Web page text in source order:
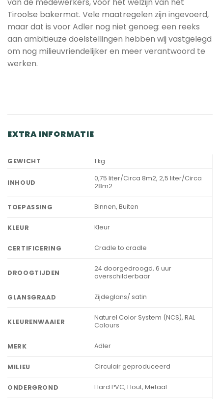
van de medewerkers, voor het welzijn van het
Tiroolse bakermat. Vele maatregelen zijn ingevoerd,
maar dat is voor Adler nog niet genoeg: een reeks
aan ambitieuze doelstellingen hebben wij vastgelegd
om nog milieuvriendelijker en meer verantwoord te
werken.
EXTRA INFORMATIE
GEWICHT 1 kg
INHOUD
0,75 liter/Circa 8m2, 2,5 liter/Circa
28m2
TOEPASSING Binnen, Buiten
KLEUR Kleur
CERTIFICERING Cradle to cradle
DROOGTIJDEN
24 doorgedroogd, 6 uur
overschilderbaar
GLANSGRAAD Zijdeglans/ satin
KLEURENWAAIER
Naturel Color System (NCS), RAL
Colours
MERK Adler
MILIEU Circulair geproduceerd
ONDERGROND Hard PVC, Hout, Metaal